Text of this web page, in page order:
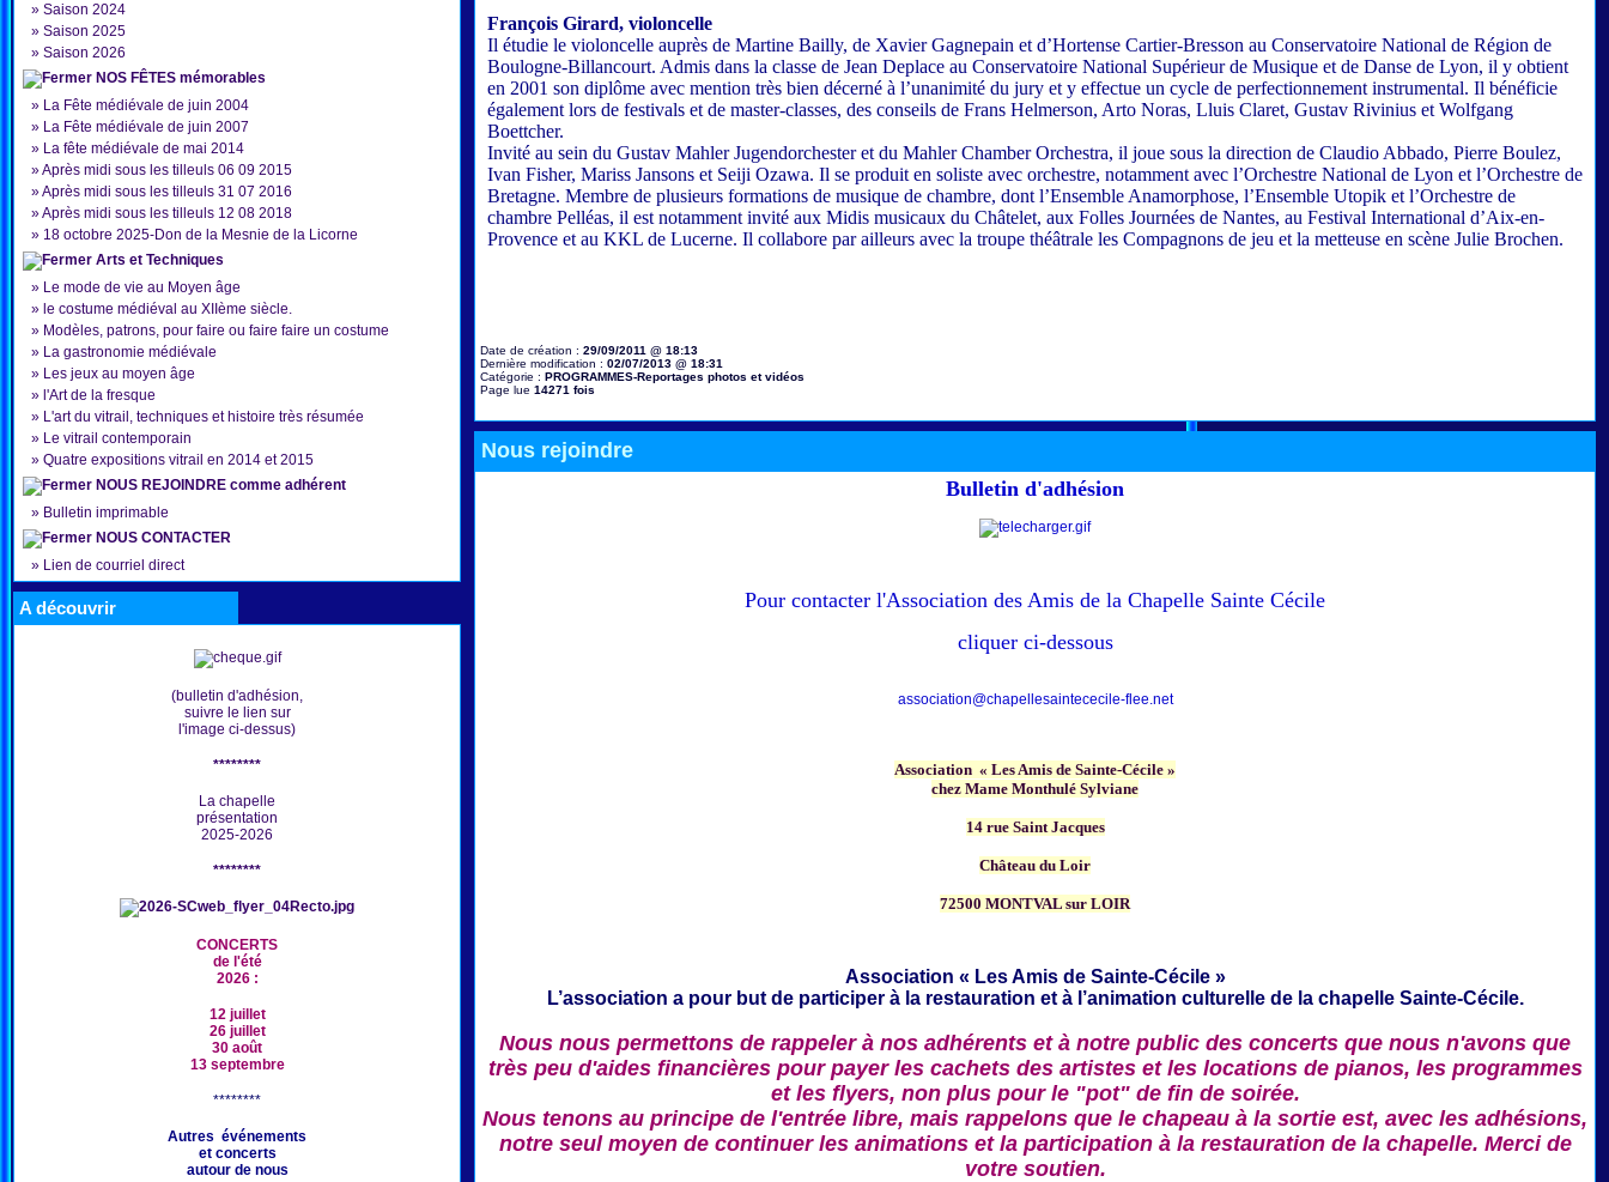
» Saison 2024
» Saison 2025
» Saison 2026
NOS FÊTES mémorables
» La Fête médiévale de juin 2004
» La Fête médiévale de juin 2007
» La fête médiévale de mai 2014
»Après midi sous les tilleuls 06 09 2015
»Après midi sous les tilleuls 31 07 2016
»Après midi sous les tilleuls 12 08 2018
» 18 octobre 2025-Don de la Mesnie de la Licorne
Arts et Techniques
» Le mode de vie au Moyen âge
» le costume médiéval au XIIème siècle.
» Modèles, patrons, pour faire ou faire faire un costume
» La gastronomie médiévale
» Les jeux au moyen âge
» l'Art de la fresque
» L'art du vitrail, techniques et histoire très résumée
» Le vitrail contemporain
» Quatre expositions vitrail en 2014 et 2015
NOUS REJOINDRE comme adhérent
» Bulletin imprimable
NOUS CONTACTER
» Lien de courriel direct
A découvrir
(bulletin d'adhésion,
suivre le lien sur
l'image ci-dessus)
********
La chapelle
présentation
2025-2026
********
CONCERTS
de l'été
2026 :
12 juillet
26 juillet
30 août
13 septembre
********
Autres événements
et concerts
autour de nous
François Girard, violoncelle
Il étudie le violoncelle auprès de Martine Bailly, de Xavier Gagnepain et d’Hortense Cartier-Bresson au Conservatoire National de Région de
Boulogne-Billancourt. Admis dans la classe de Jean Deplace au Conservatoire National Supérieur de Musique et de Danse de Lyon, il y obtient
en 2001 son diplôme avec mention très bien décerné à l’unanimité du jury et y effectue un cycle de perfectionnement instrumental. Il bénéficie
également lors de festivals et de master-classes, des conseils de Frans Helmerson, Arto Noras, Lluis Claret, Gustav Rivinius et Wolfgang
Boettcher.
Invité au sein du Gustav Mahler Jugendorchester et du Mahler Chamber Orchestra, il joue sous la direction de Claudio Abbado, Pierre Boulez,
Ivan Fisher, Mariss Jansons et Seiji Ozawa. Il se produit en soliste avec orchestre, notamment avec l’Orchestre National de Lyon et l’Orchestre de
Bretagne. Membre de plusieurs formations de musique de chambre, dont l’Ensemble Anamorphose, l’Ensemble Utopik et l’Orchestre de
chambre Pelléas, il est notamment invité aux Midis musicaux du Châtelet, aux Folles Journées de Nantes, au Festival International d’Aix-en-
Provence et au KKL de Lucerne. Il collabore par ailleurs avec la troupe théâtrale les Compagnons de jeu et la metteuse en scène Julie Brochen.
Date de création : 29/09/2011 @ 18:13
Dernière modification : 02/07/2013 @ 18:31
Catégorie : PROGRAMMES-Reportages photos et vidéos
Page lue 14271 fois
Nous rejoindre
Bulletin d'adhésion
Pour contacter l'Association des Amis de la Chapelle Sainte Cécile
cliquer ci-dessous
association@chapellesaintececile-flee.net
Association « Les Amis de Sainte-Cécile »
chez Mame Monthulé Sylviane
14 rue Saint Jacques
Château du Loir
72500 MONTVAL sur LOIR
Association « Les Amis de Sainte-Cécile »
L’association a pour but de participer à la restauration et à l’animation culturelle de la chapelle Sainte-Cécile.
Nous nous permettons de rappeler à nos adhérents et à notre public des concerts que nous n'avons que
très peu d'aides financières pour payer les cachets des artistes et les locations de pianos, les programmes
et les flyers, non plus pour le "pot" de fin de soirée.
Nous tenons au principe de l'entrée libre, mais rappelons que le chapeau à la sortie est, avec les adhésions,
notre seul moyen de continuer les animations et la participation à la restauration de la chapelle. Merci de
votre soutien.